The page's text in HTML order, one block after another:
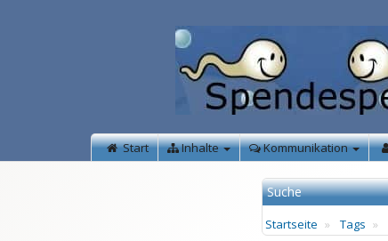
Start Inhalte Kommunikation
Suche
Startseite Tags